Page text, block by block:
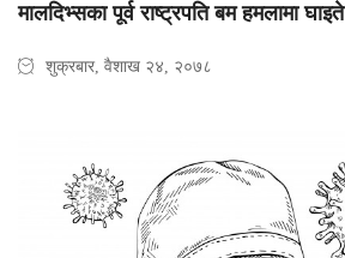
मालदिभ्सका पूर्व राष्ट्रपति बम हमलामा घाइते
शुक्रबार, वैशाख २४, २०७८